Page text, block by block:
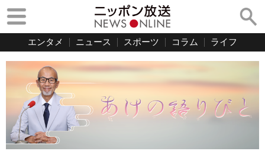
エンタメ ニュース スポーツ コラム ライフ